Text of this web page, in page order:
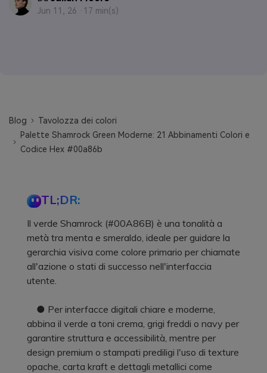
Jun 11, 26 · 17 min(s)
Blog
Tavolozza dei colori
Palette Shamrock Green Moderne: 21 Abbinamenti Colori e
Codice Hex #00a86b
TL;DR:
Il verde Shamrock (#00A86B) è una tonalità a
metà tra menta e smeraldo, ideale per guidare la
gerarchia visiva come colore primario per chiamate
all'azione o stati di successo nell'interfaccia
utente.
● Per interfacce digitali chiare e moderne,
abbina il verde a toni crema, grigi freddi o navy per
garantire struttura e accessibilità, mentre per
design premium o stampati prediligi l'uso di texture
opache, carta kraft e dettagli metallici come